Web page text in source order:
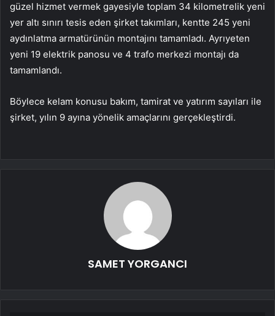
güzel hizmet vermek gayesiyle toplam 34 kilometrelik yeni
yer altı sınırı tesis eden şirket takımları, kentte 245 yeni
aydınlatma armatürünün montajını tamamladı. Ayrıyeten
yeni 19 elektrik panosu ve 4 trafo merkezi montajı da
tamamlandı.
Böylece kelam konusu bakım, tamirat ve yatırım sayıları ile
şirket, yılın 9 ayına yönelik amaçlarını gerçekleştirdi.
SAMET YORGANCI